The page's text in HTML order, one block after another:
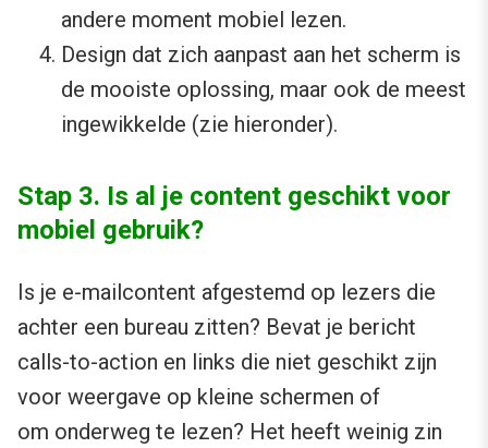
andere moment mobiel lezen.
Design dat zich aanpast aan het scherm is
de mooiste oplossing, maar ook de meest
ingewikkelde (zie hieronder).
Stap 3. Is al je content geschikt voor
mobiel gebruik?
Is je e-mailcontent afgestemd op lezers die
achter een bureau zitten? Bevat je bericht
calls-to-action en links die niet geschikt zijn
voor weergave op kleine schermen of
om onderweg te lezen? Het heeft weinig zin